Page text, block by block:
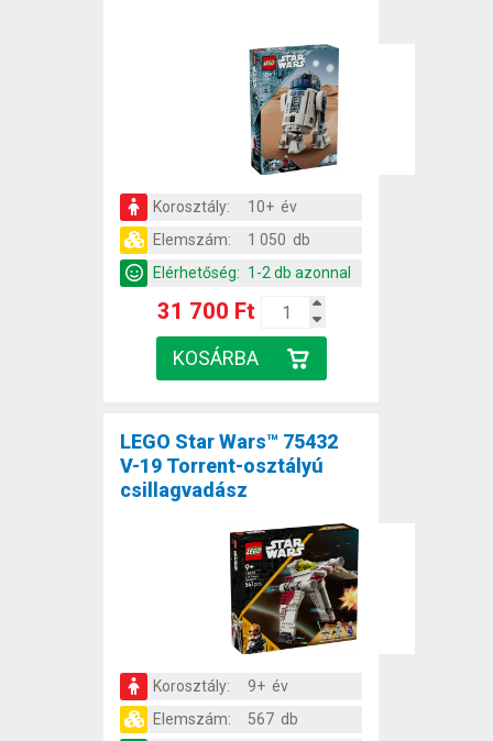
Korosztály:
10+ év
Elemszám:
1 050 db
Elérhetőség: 1-2 db azonnal
31 700 Ft
LEGO Star Wars™ 75432
V-19 Torrent-osztályú
csillagvadász
Korosztály:
9+ év
Elemszám:
567 db